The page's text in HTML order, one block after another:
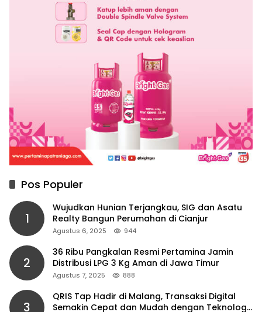
Pos Populer
1
Wujudkan Hunian Terjangkau, SIG dan Asatu
Realty Bangun Perumahan di Cianjur
Agustus 6, 2025 944
2
36 Ribu Pangkalan Resmi Pertamina Jamin
Distribusi LPG 3 Kg Aman di Jawa Timur
Agustus 7, 2025 888
3
QRIS Tap Hadir di Malang, Transaksi Digital
Semakin Cepat dan Mudah dengan Teknologi